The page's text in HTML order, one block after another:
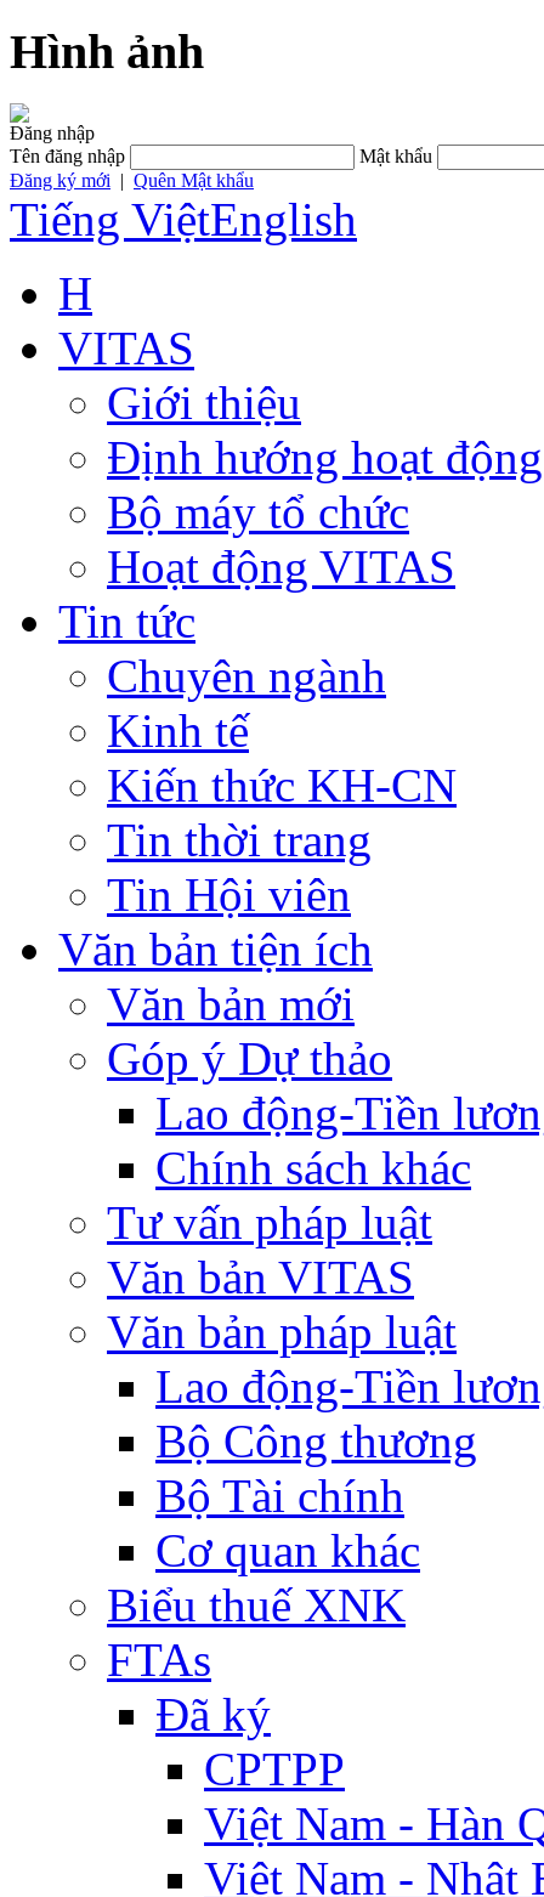
Hình ảnh
Đăng nhập
Tên đăng nhập
Mật khẩu
Đăng ký mới | Quên Mật khẩu
Tiếng ViệtEnglish
H
VITAS
Giới thiệu
Định hướng hoạt động
Bộ máy tổ chức
Hoạt động VITAS
Tin tức
Chuyên ngành
Kinh tế
Kiến thức KH-CN
Tin thời trang
Tin Hội viên
Văn bản tiện ích
Văn bản mới
Góp ý Dự thảo
Lao động-Tiền
Chính sách khác
Tư vấn pháp luật
Văn bản VITAS
Văn bản pháp luật
Lao động-Tiền
Bộ Công thương
Bộ Tài chính
Cơ quan khác
Biểu thuế XNK
FTAs
Đã ký
CPTPP
Việt Nam - Hàn
Việt Nam - Nhật